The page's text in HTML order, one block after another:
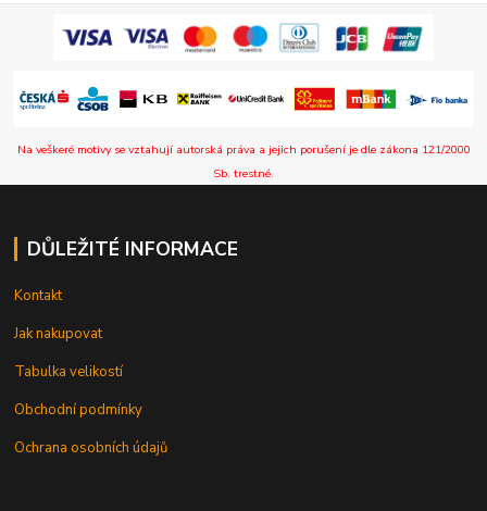
Na veškeré motivy se vztahují autorská práva a jejich porušení je dle zákona 121/2000
Sb. trestné.
DŮLEŽITÉ INFORMACE
Kontakt
Jak nakupovat
Tabulka velikostí
Obchodní podmínky
Ochrana osobních údajů